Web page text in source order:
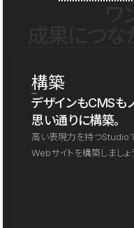
構築
デザインもCMSも
思い通りに構築。
高い表現力を持つStudio
Webサイトを構築しましょ